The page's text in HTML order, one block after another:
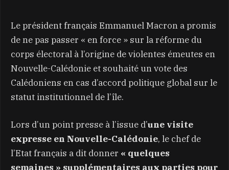
Le président français Emmanuel Macron a promis
de ne pas passer « en force » sur la réforme du
corps électoral à l’origine de violentes émeutes en
Nouvelle-Calédonie et souhaité un vote des
Calédoniens en cas d’accord politique global sur le
statut institutionnel de l’île.
Lors d’un point presse à l’issue d’une visite
expresse en Nouvelle-Calédonie, le chef de
l’Etat français a dit donner « quelques
semaines » supplémentaires aux parties pour